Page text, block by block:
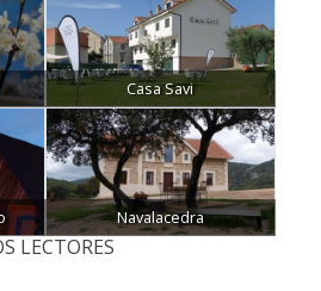
Casa Savi
Navalacedra
LECTORES